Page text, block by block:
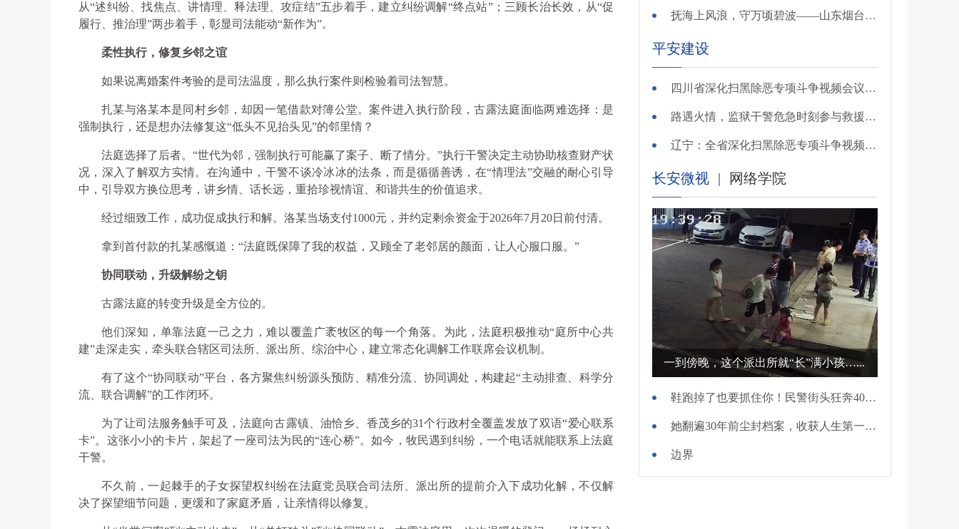
从“述纠纷、找焦点、讲情理、释法理、攻症结”五步着手，建立纠纷调解“终点站”；三顾长治长效，从“促
履行、推治理”两步着手，彰显司法能动“新作为”。
柔性执行，修复乡邻之谊
如果说离婚案件考验的是司法温度，那么执行案件则检验着司法智慧。
扎某与洛某本是同村乡邻，却因一笔借款对簿公堂。案件进入执行阶段，古露法庭面临两难选择：是
强制执行，还是想办法修复这“低头不见抬头见”的邻里情？
法庭选择了后者。“世代为邻，强制执行可能赢了案子、断了情分。”执行干警决定主动协助核查财产状
况，深入了解双方实情。在沟通中，干警不谈冷冰冰的法条，而是循循善诱，在“情理法”交融的耐心引导
中，引导双方换位思考，讲乡情、话长远，重拾珍视情谊、和谐共生的价值追求。
经过细致工作，成功促成执行和解。洛某当场支付1000元，并约定剩余资金于2026年7月20日前付清。
拿到首付款的扎某感慨道：“法庭既保障了我的权益，又顾全了老邻居的颜面，让人心服口服。”
协同联动，升级解纷之钥
古露法庭的转变升级是全方位的。
他们深知，单靠法庭一己之力，难以覆盖广袤牧区的每一个角落。为此，法庭积极推动“庭所中心共
建”走深走实，牵头联合辖区司法所、派出所、综治中心，建立常态化调解工作联席会议机制。
有了这个“协同联动”平台，各方聚焦纠纷源头预防、精准分流、协同调处，构建起“主动排查、科学分
流、联合调解”的工作闭环。
为了让司法服务触手可及，法庭向古露镇、油恰乡、香茂乡的31个行政村全覆盖发放了双语“爱心联系
卡”。这张小小的卡片，架起了一座司法为民的“连心桥”。如今，牧民遇到纠纷，一个电话就能联系上法庭
干警。
不久前，一起棘手的子女探望权纠纷在法庭党员联合司法所、派出所的提前介入下成功化解，不仅解
决了探望细节问题，更缓和了家庭矛盾，让亲情得以修复。
抚海上风浪，守万顷碧波——山东烟台把矛盾化解在微澜未起时
平安建设
四川省深化扫黑除恶专项斗争视频会议召开 于立军出席并讲话
路遇火情，监狱干警危急时刻参与救援显身手！
辽宁：全省深化扫黑除恶专项斗争视频会议召开
长安微视 | 网络学院
一到傍晚，这个派出所就“长”满小孩…...
鞋跑掉了也要抓住你！民警街头狂奔400米擒贼
她翻遍30年前尘封档案，收获人生第一面锦旗
边界